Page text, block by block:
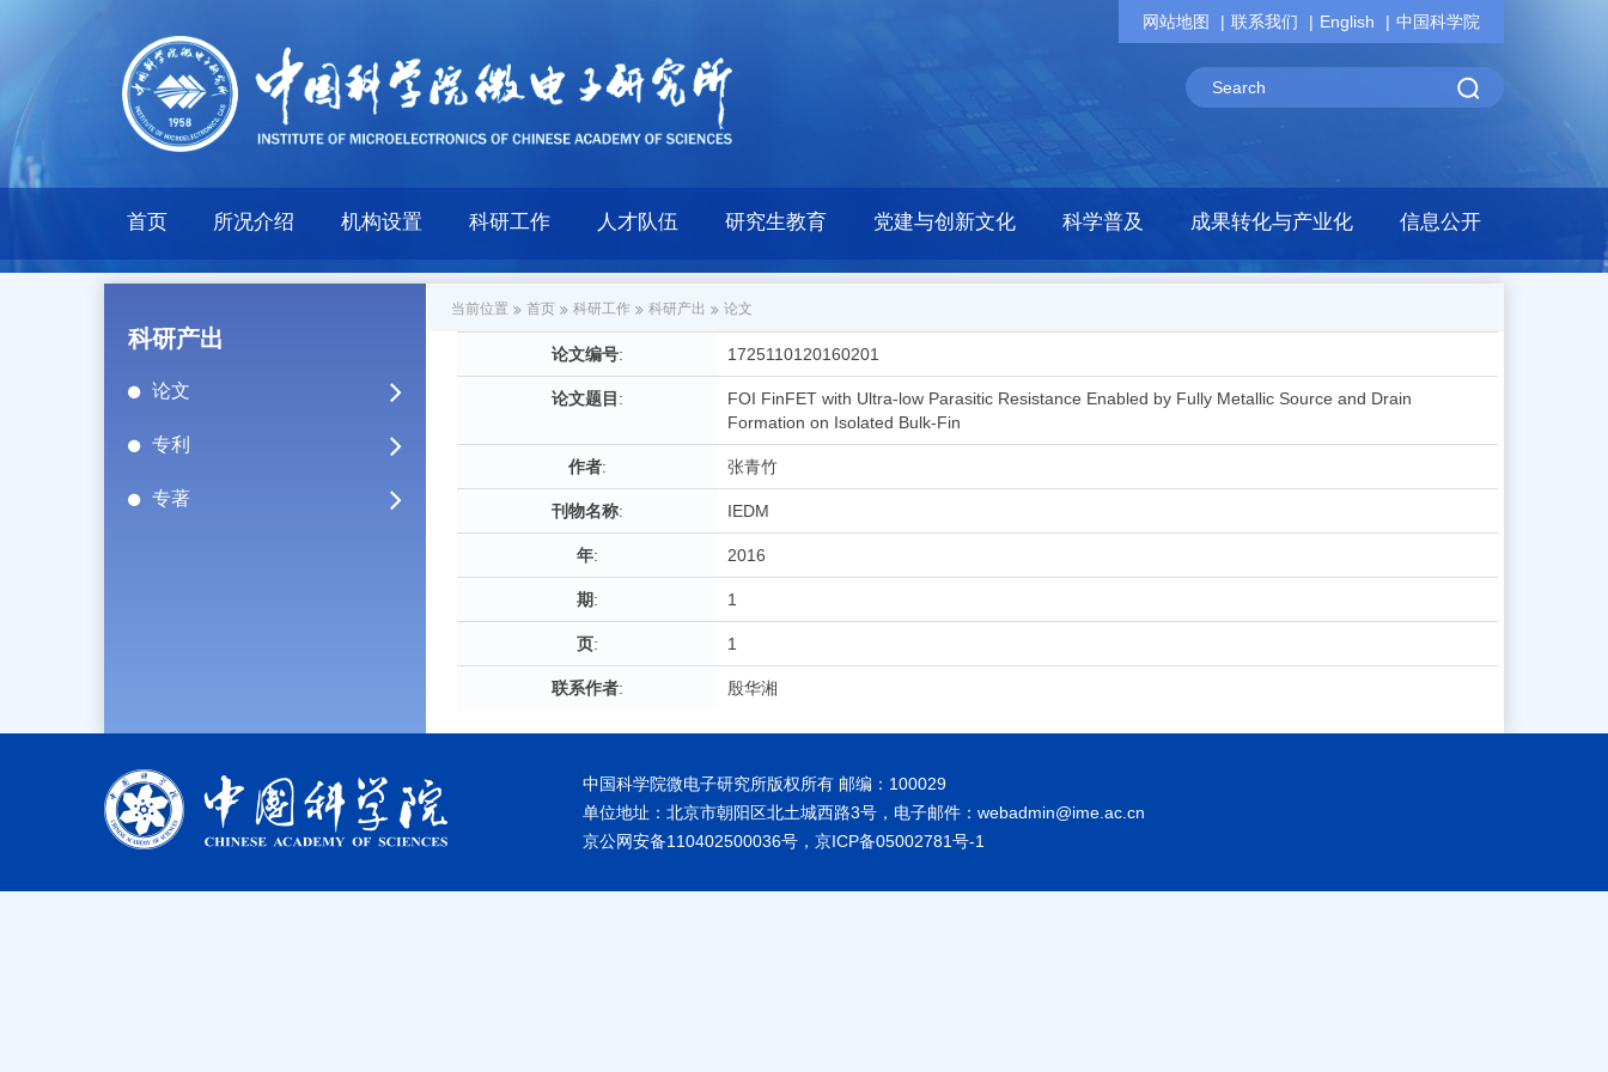
网站地图 联系我们 English 中国科学院
首页 所况介绍 机构设置 科研工作 人才队伍 研究生教育 党建与创新文化 科学普及 成果转化与产业化 信息公开
科研产出
论文
专利
专著
当前位置 首页 科研工作 科研产出 论文
论文编号: 1725110120160201
论文题目 :
FOI FinFET with Ultra-low Parasitic Resistance Enabled by Fully Metallic Source and Drain
Formation on Isolated Bulk-Fin
作者: 张青竹
刊物名称: IEDM
年: 2016
期: 1
页: 1
联系作者: 殷华湘
中国科学院微电子研究所版权所有 邮编：100029
单位地址：北京市朝阳区北土城西路3号，电子邮件：webadmin@ime.ac.cn
京公网安备110402500036号，京ICP备05002781号-1